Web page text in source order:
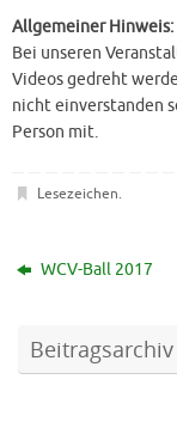
Allgemeiner Hinweis:
Bei unseren
Videos gedreht
nicht einverstanden
Person mit.
Lesezeichen.
WCV-Ball 2017
Beitragsarchiv